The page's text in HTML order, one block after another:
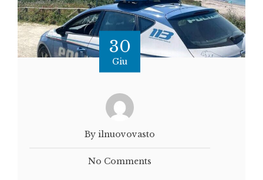
30
Giu
By ilnuovovasto
No Comments